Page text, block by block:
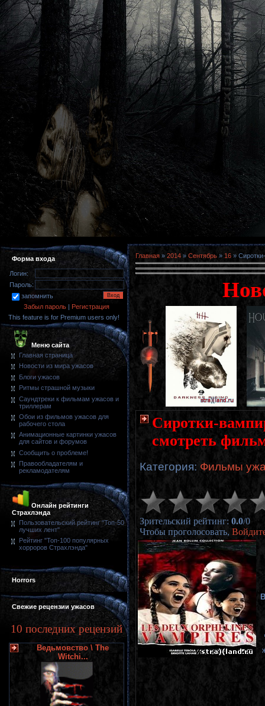
Форма входа
Логин:
Пароль:
запомнить
Забыл пароль | Регистрация
This feature is for Premium users only!
Меню сайта
Главная страница
Новости из мира ужасов
Блоги ужасов
Ритмы страшной музыки
Саундтреки к фильмам ужасов и
триллерам
Обои из фильмов ужасов для
рабочего стола
Анимационные картинки ужасов
для сайтов и форумов
Сообщить о проблеме!
Правообладателям и
рекламодателям
Онлайн рейтинги
Страхлэнда
Пользовательский рейтинг "Топ-50
лучших лент"
Рейтинг "Топ-100 популярных
хорроров Страхлэнда"
Horrors
Свежие рецензии ужасов
10 последних рецензий
Ведьмовство \ The
Witchi...
Главная » 2014 » Сентябрь » 16 »
Сиротки-
смотреть
Категория: Фильмы
Зрительский рейтинг: 0.0/0
Чтобы проголосовать,